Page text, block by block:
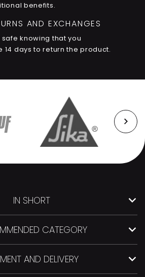
benefits.
AND EXCHANGES
safe knowing that you
14 days to return the product.
IN SHORT
CATEGORY
AND DELIVERY